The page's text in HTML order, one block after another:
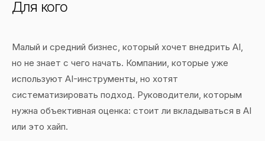
Для кого
Малый и средний бизнес, который хочет внедрить AI,
но не знает с чего начать. Компании, которые уже
используют AI-инструменты, но хотят
систематизировать подход. Руководители, которым
нужна объективная оценка: стоит ли вкладываться в AI
или это хайп.